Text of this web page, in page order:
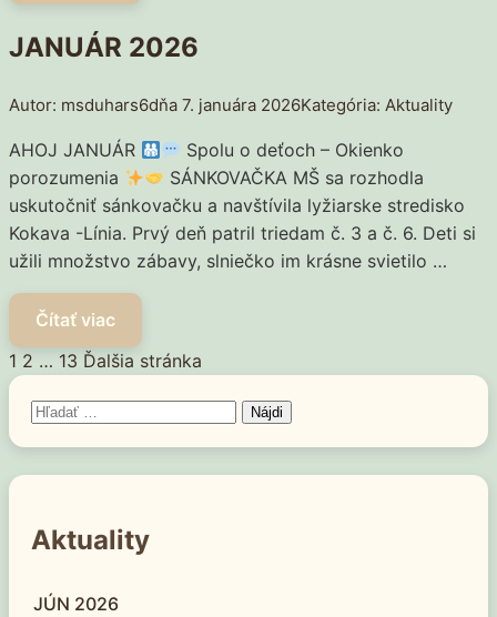
JANUÁR 2026
msduhars6 7. januára 2026 Aktuality
AHOJ JANUÁR
Spolu o deťoch – Okienko
porozumenia
SÁNKOVAČKA MŠ sa rozhodla
uskutočniť sánkovačku a navštívila lyžiarske stredisko
Kokava -Línia. Prvý deň patril triedam č. 3 a č. 6. Deti si
užili množstvo zábavy, slniečko im krásne svietilo …
Stránkovanie
príspevkov
Page
1 Page
2 … Page
13
Hľadať:
Aktuality
JÚN 2026